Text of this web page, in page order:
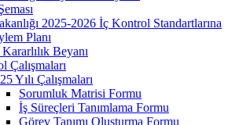
2025-2026 İç Kontrol Standartlarına
Planı
Beyanı
Çalışmaları
Yılı Çalışmaları
Sorumluk Matrisi Formu
İş Süreçleri Tanımlama Formu
Görev Tanımı Oluşturma Formu